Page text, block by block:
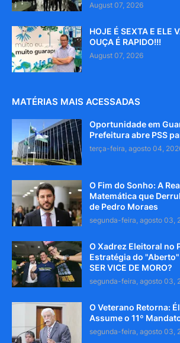
August 07, 2026
HOJE É SEXTA E ELE
OUÇA É RAPIDO!!!
August 07, 2026
MATÉRIAS MAIS ACESSADAS
Oportunidade em
Prefeitura abre PSS
terça-feira, agosto 04,
O Fim do Sonho: A
Matemática que
de Pedro Moraes
segunda-feira, agosto 03,
O Xadrez Eleitoral no
Estratégia do "Aberto"
SER VICE DE MORO?
segunda-feira, agosto 03,
O Veterano Retorna:
Assume o 11º
segunda-feira, agosto 03,